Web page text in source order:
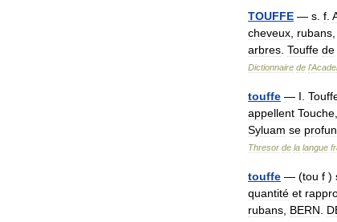
TOUFFE — s f
cheveux rubans
arbres Touffe de
Dictionnaire de l'
touffe — I
appellent Touche
Syluam se
Thresor de la langue
touffe — (tou f )
quantité et
rubans BERN